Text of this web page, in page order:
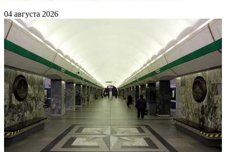
04 августа 2026